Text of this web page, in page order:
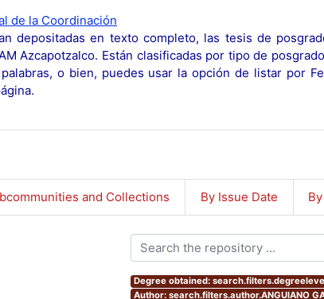
de la Coordinación
depositadas en texto completo, las tesis de
Azcapotzalco. Están clasificadas por tipo de
o bien, puedes usar la opción de listar por
and Collections By Issue Date
Degree obtained:
Author: search.filters.author.ANGUIANO